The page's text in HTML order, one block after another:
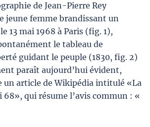
de Jean-Pierre Rey
jeune femme brandissant un
13 mai 1968 à Paris (fig. 1),
le tableau de
guidant le peuple (1830, fig. 2)
paraît aujourd’hui évident,
un article de Wikipédia intitulé «La
68», qui résume l’avis commun : «